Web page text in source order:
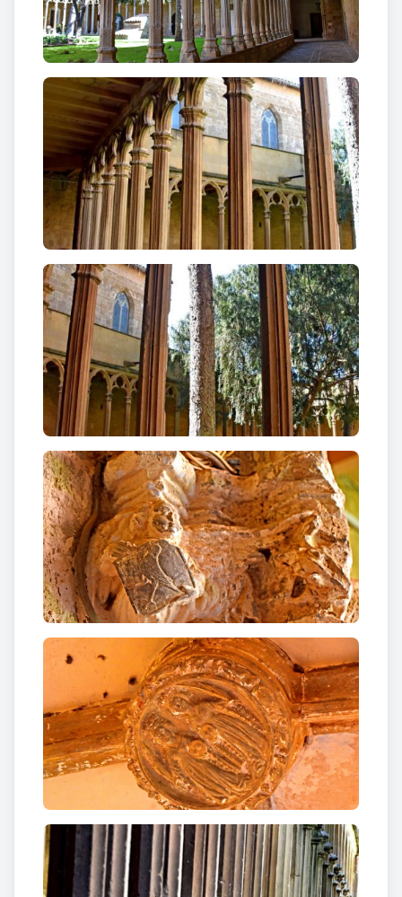
l’església que es va haver de refer en gran part i per
la construcció d’un nou claustre que defineix les
línies de finals del gòtic català i l’inici del
renaixement arquitectònic a Catalunya.
També es va veure afectat en el decurs de laGuerra
de Successióquan es va enderrocar la façana i un
tram de la nau principal, concretament les dues
primeres capelles; la porta d’accés al claustre
originàriament estava situada dins l’església.
L’actual façana, de línies molt simples i austeres,
conserva la data esculpida de 1716. En el decurs de
la guerra del francès els frares també van
abandonar el cenobi. L’any 1844 fou subhastat fruït
de l’exclaustració de Mendizabal de 1835 i es va
cedir a la Casa de Caritat. Va ser seu d’un noviciat
dels jesuïtes entre 1856 i 1868 (any de la seva
expulsió). Entre 1872 i 1881 fou hospital i caserna
delsfranciscans.
L’esglésiaés un temple gòtic molt auster, d’una
única nau amb cinc capelles laterals entre els
contraforts, amb absis poligonal. Mereix tota la
nostra atenció i la seva visita,el claustre gòtic, una
obra portada a terme inicialment entre 1333 i 1350
i que es va refer al segle XV, poc després de l’abolició
del comtat d’Urgell després de l’enfrontament amb
els Trastàmares els anys 1413-1414. Hi ha autors
que trobem molts paral·lelismes constructius amb
el claustre de Sant Francesc de Mallorca. El claustre
s’estructura a partir de quatre galeries amb
columnes que sostenen arcs apuntats amb un calat
trilobulat.
Ferran Timoneda l’any 1880 en l’Àlbum Històrich,
Pintoresch y Monumental de Lleyd a: “El convent